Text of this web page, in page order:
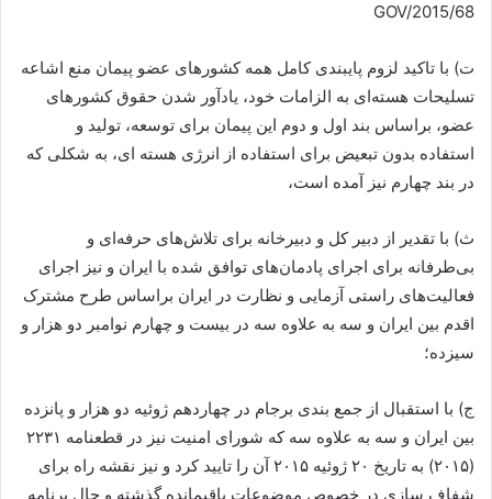
GOV/2015/68
ت) با تاکید لزوم پایبندی کامل همه کشورهای عضو پیمان منع اشاعه
تسلیحات هسته‌ای به الزامات خود، یادآور شدن حقوق کشورهای
عضو، براساس بند اول و دوم این پیمان برای توسعه، تولید و
استفاده بدون تبعیض برای استفاده از انرژی هسته ای، به شکلی که
در بند چهارم نیز آمده است،
ث) با تقدیر از دبیر کل و دبیرخانه برای تلاش‌های حرفه‌ای و
بی‌طرفانه برای اجرای پادمان‌های توافق شده با ایران و نیز اجرای
فعالیت‌های راستی آزمایی و نظارت در ایران براساس طرح مشترک
اقدم بین ایران و سه به علاوه سه در بیست و چهارم نوامبر دو هزار و
سیزده؛
ج) با استقبال از جمع بندی برجام در چهاردهم ژوئیه دو هزار و پانزده
بین ایران و سه به علاوه سه که شورای امنیت نیز در قطعنامه ۲۲۳۱
(۲۰۱۵) به تاریخ ۲۰ ژوئیه ۲۰۱۵ آن را تایید کرد و نیز نقشه راه برای
شفاف سازی در خصوص موضوعات باقیمانده گذشته و حال برنامه